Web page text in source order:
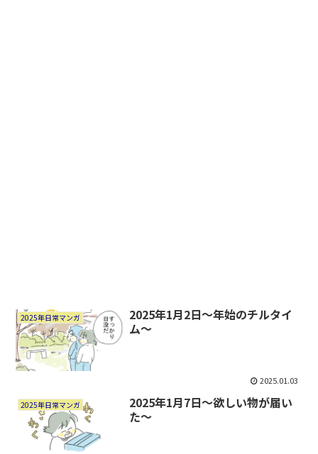
2025年日常マンガ
2025年1月2日～年始のチルタイ
ム～
2025.01.03
2025年日常マンガ
2025年1月7日～欲しい物が届い
た～